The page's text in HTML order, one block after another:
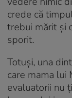
crede că
trebui mărit și
sporit.
Totuși, una
care mama lui
evaluatorii nu